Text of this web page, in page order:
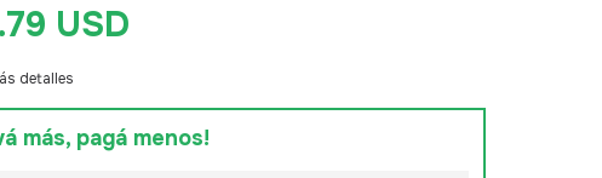
USD
detalles
más, pagá menos!